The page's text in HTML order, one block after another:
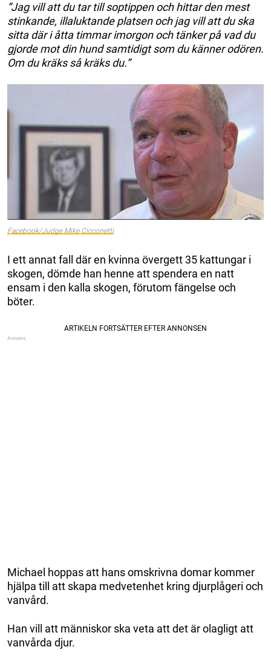
”Jag vill att du tar till soptippen och hittar den mest
stinkande, illaluktande platsen och jag vill att du ska
sitta där i åtta timmar imorgon och tänker på vad du
gjorde mot din hund samtidigt som du känner odören.
Om du kräks så kräks du.”
Facebook/Judge Mike Cicconetti
I ett annat fall där en kvinna övergett 35 kattungar i
skogen, dömde han henne att spendera en natt
ensam i den kalla skogen, förutom fängelse och
böter.
Michael hoppas att hans omskrivna domar kommer
hjälpa till att skapa medvetenhet kring djurplågeri och
vanvård.
Han vill att människor ska veta att det är olagligt att
vanvårda djur.